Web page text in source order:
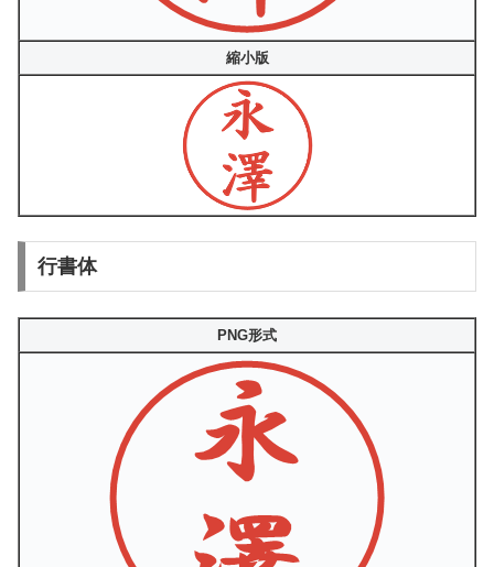
縮小版
行書体
PNG形式